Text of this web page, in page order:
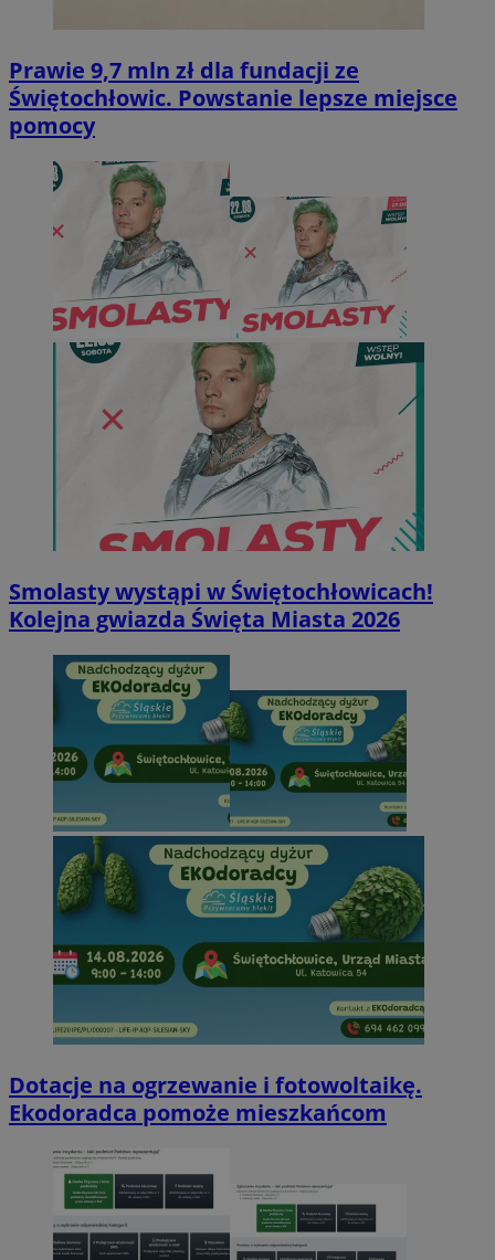
Prawie 9,7 mln zł dla fundacji ze
Świętochłowic. Powstanie lepsze miejsce
pomocy
Smolasty wystąpi w Świętochłowicach!
Kolejna gwiazda Święta Miasta 2026
Dotacje na ogrzewanie i fotowoltaikę.
Ekodoradca pomoże mieszkańcom